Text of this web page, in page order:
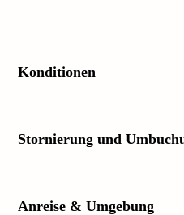
Konditionen
Stornierung und
Anreise & Umgebung